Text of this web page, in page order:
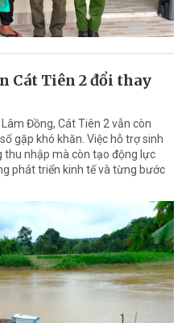
Cát Tiên 2 đổi thay
Đồng, Cát Tiên 2 vẫn còn
gặp khó khăn. Việc hỗ trợ sinh
thu nhập mà còn tạo động lực
phát triển kinh tế và từng bước